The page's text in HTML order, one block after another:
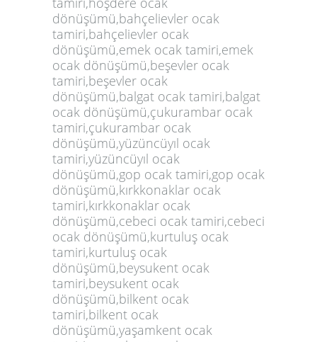
dönüşümü,bahçelievler ocak
tamiri,bahçelievler ocak
dönüşümü,emek ocak tamiri,emek
ocak dönüşümü,beşevler ocak
tamiri,beşevler ocak
dönüşümü,balgat ocak tamiri,balgat
ocak dönüşümü,çukurambar ocak
tamiri,çukurambar ocak
dönüşümü,yüzüncüyıl ocak
tamiri,yüzüncüyıl ocak
dönüşümü,gop ocak tamiri,gop ocak
dönüşümü,kırkkonaklar ocak
tamiri,kırkkonaklar ocak
dönüşümü,cebeci ocak tamiri,cebeci
ocak dönüşümü,kurtuluş ocak
tamiri,kurtuluş ocak
dönüşümü,beysukent ocak
tamiri,beysukent ocak
dönüşümü,bilkent ocak
tamiri,bilkent ocak
dönüşümü,yaşamkent ocak